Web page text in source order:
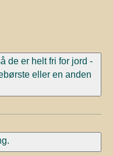
de er helt fri for jord -
eller en anden